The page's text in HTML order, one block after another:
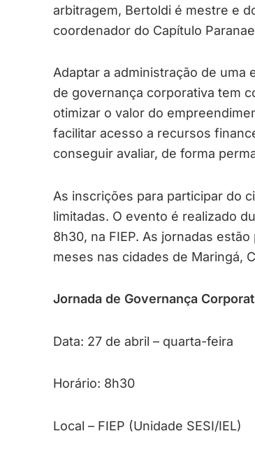
arbitragem, Bertoldi é mestre e
coordenador do Capítulo
Adaptar a administração de uma
de governança corporativa tem
otimizar o valor do
facilitar acesso a recursos
conseguir avaliar, de forma
As inscrições para participar do
limitadas. O evento é realizado
8h30, na FIEP. As jornadas
meses nas cidades de Maringá,
Jornada de Governança
Data: 27 de abril – quarta-feira
Horário: 8h30
Local – FIEP (Unidade SESI/IEL)